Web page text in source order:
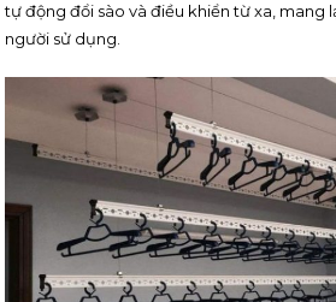
tự động đổi sào và điều khiển từ xa, mang
người sử dụng.